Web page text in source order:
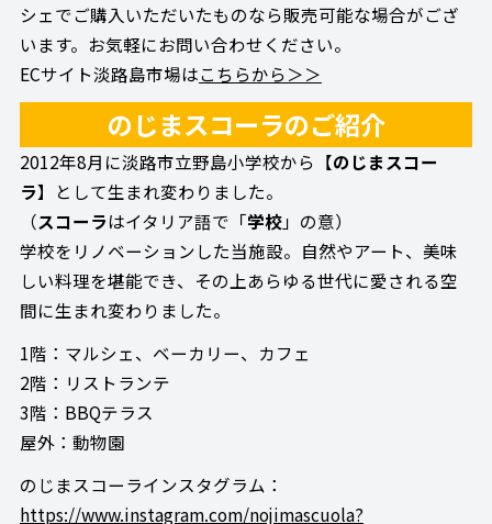
シェでご購入いただいたものなら販売可能な場合がござ
います。お気軽にお問い合わせください。
ECサイト淡路島市場はこちらから＞＞
のじまスコーラのご紹介
2012年8月に淡路市立野島小学校から【のじまスコー
ラ】として生まれ変わりました。
（スコーラはイタリア語で「学校」の意）
学校をリノベーションした当施設。自然やアート、美味
しい料理を堪能でき、その上あらゆる世代に愛される空
間に生まれ変わりました。
1階：マルシェ、ベーカリー、カフェ
2階：リストランテ
3階：BBQテラス
屋外：動物園
のじまスコーラインスタグラム：
https://www.instagram.com/nojimascuola?